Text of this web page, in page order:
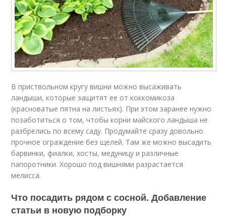
В приствольном кругу вишни можно высаживать
ландыши, которые защитят ее от коккомикоза
(красноватые пятна на листьях). При этом заранее нужно
позаботиться о том, чтобы корни майского ландыша не
разбрелись по всему саду. Продумайте сразу довольно
прочное ограждение без щелей. Там же можно высадить
барвинки, фиалки, хосты, медуницу и различные
папоротники. Хорошо под вишнями разрастается
мелисса.
Что посадить рядом с сосной. Добавление
статьи в новую подборку